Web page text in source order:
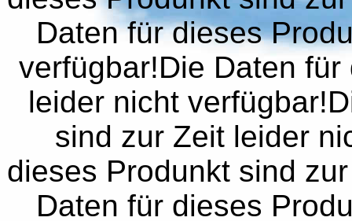
Daten für dieses
verfügbar!Die Daten
leider nicht
sind zur Zeit leider
dieses Produnkt sind
Daten für dieses